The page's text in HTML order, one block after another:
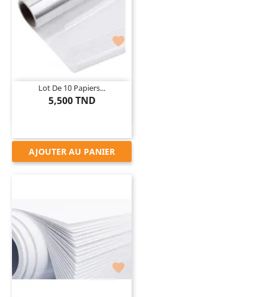

Lot De 10 Papiers...
5,500 TND
AJOUTER AU PANIER
